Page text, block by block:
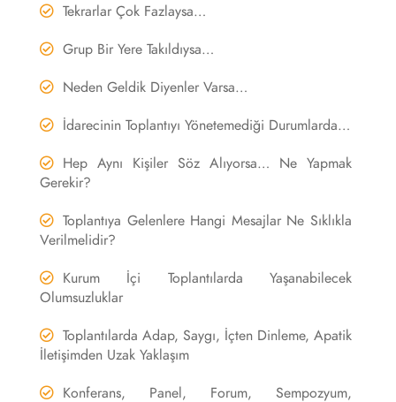
Tekrarlar Çok Fazlaysa…
Grup Bir Yere Takıldıysa…
Neden Geldik Diyenler Varsa…
İdarecinin Toplantıyı Yönetemediği Durumlarda…
Hep Aynı Kişiler Söz Alıyorsa… Ne Yapmak
Gerekir?
Toplantıya Gelenlere Hangi Mesajlar Ne Sıklıkla
Verilmelidir?
Kurum İçi Toplantılarda Yaşanabilecek
Olumsuzluklar
Toplantılarda Adap, Saygı, İçten Dinleme, Apatik
İletişimden Uzak Yaklaşım
Konferans, Panel, Forum, Sempozyum,